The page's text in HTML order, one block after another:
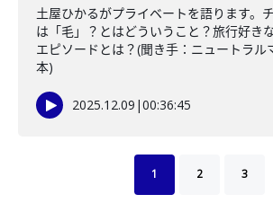
土屋ひかるがプライベートを語ります。
は「毛」？とはどういうこと？旅行好き
エピソードとは？(聞き手：ニュートラル
本)
2025.12.09 |00:36:45
1 2 3